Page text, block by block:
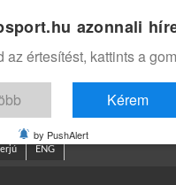
ENG
azonnali
az értesítést, kattints a
Kérem
by PushAlert